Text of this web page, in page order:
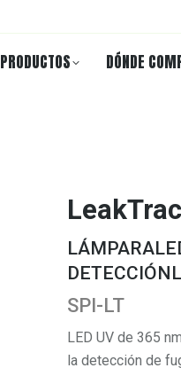
PRODUCTOS DÓNDE
SPI-LT
LED UV de 365
la detección de